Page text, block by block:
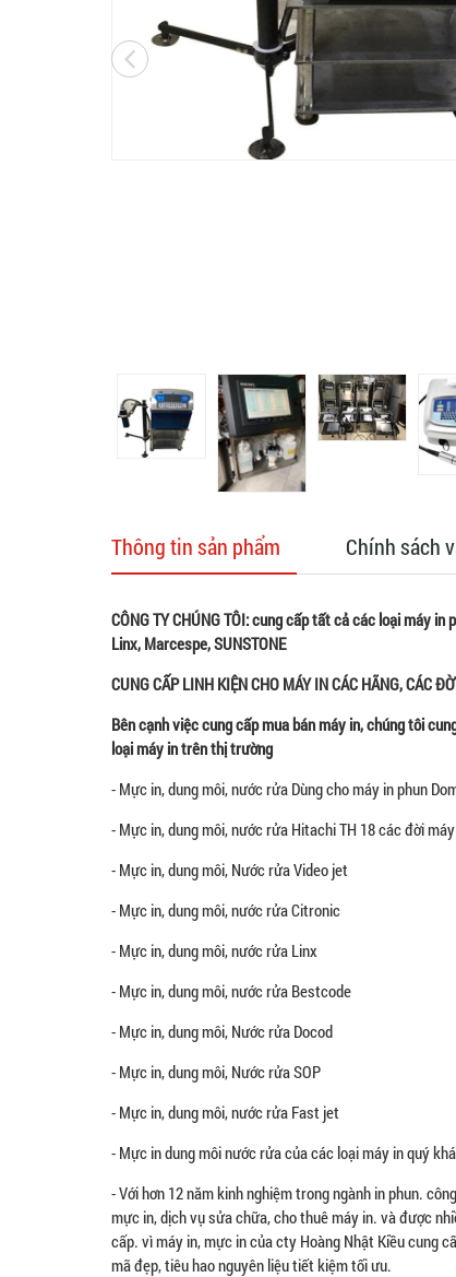
Thông tin sản phẩm Chính sách
CÔNG TY CHÚNG TÔI: cung cấp tất cả các loại máy
Linx, Marcespe, SUNSTONE
CUNG CẤP LINH KIỆN CHO MÁY IN CÁC HÃNG, CÁC
Bên cạnh việc cung cấp mua bán máy in, chúng tôi
loại máy in trên thị trường
- Mực in, dung môi, nước rửa Dùng cho máy in phun
- Mực in, dung môi, nước rửa Hitachi TH 18 các đời máy
- Mực in, dung môi, Nước rửa Video jet
- Mực in, dung môi, nước rửa Citronic
- Mực in, dung môi, nước rửa Linx
- Mực in, dung môi, nước rửa Bestcode
- Mực in, dung môi, Nước rửa Docod
- Mực in, dung môi, Nước rửa SOP
- Mực in, dung môi, nước rửa Fast jet
- Mực in dung môi nước rửa của các loại máy in quý
- Với hơn 12 năm kinh nghiệm trong ngành in phun.
mực in, dịch vụ sửa chữa, cho thuê máy in. và được
cấp. vì máy in, mực in của cty Hoàng Nhật Kiều cung
mã đẹp, tiêu hao nguyên liệu tiết kiệm tối ưu.